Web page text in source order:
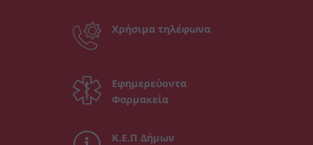
Χρήσιμα τηλέφωνα
Εφημερεύοντα
Φαρμακεία
Κ.Ε.Π Δήμων